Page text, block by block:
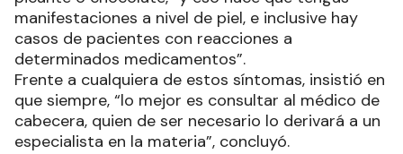
manifestaciones a nivel de piel, e inclusive hay
casos de pacientes con reacciones a
determinados medicamentos”.
Frente a cualquiera de estos síntomas, insistió en
que siempre, “lo mejor es consultar al médico de
cabecera, quien de ser necesario lo derivará a un
especialista en la materia”, concluyó.